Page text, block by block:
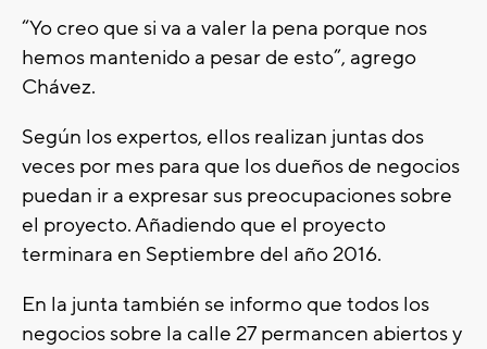
“Yo creo que si va a valer la pena porque nos
hemos mantenido a pesar de esto”, agrego
Chávez.
Según los expertos, ellos realizan juntas dos
veces por mes para que los dueños de negocios
puedan ir a expresar sus preocupaciones sobre
el proyecto. Añadiendo que el proyecto
terminara en Septiembre del año 2016.
En la junta también se informo que todos los
negocios sobre la calle 27 permancen abiertos y